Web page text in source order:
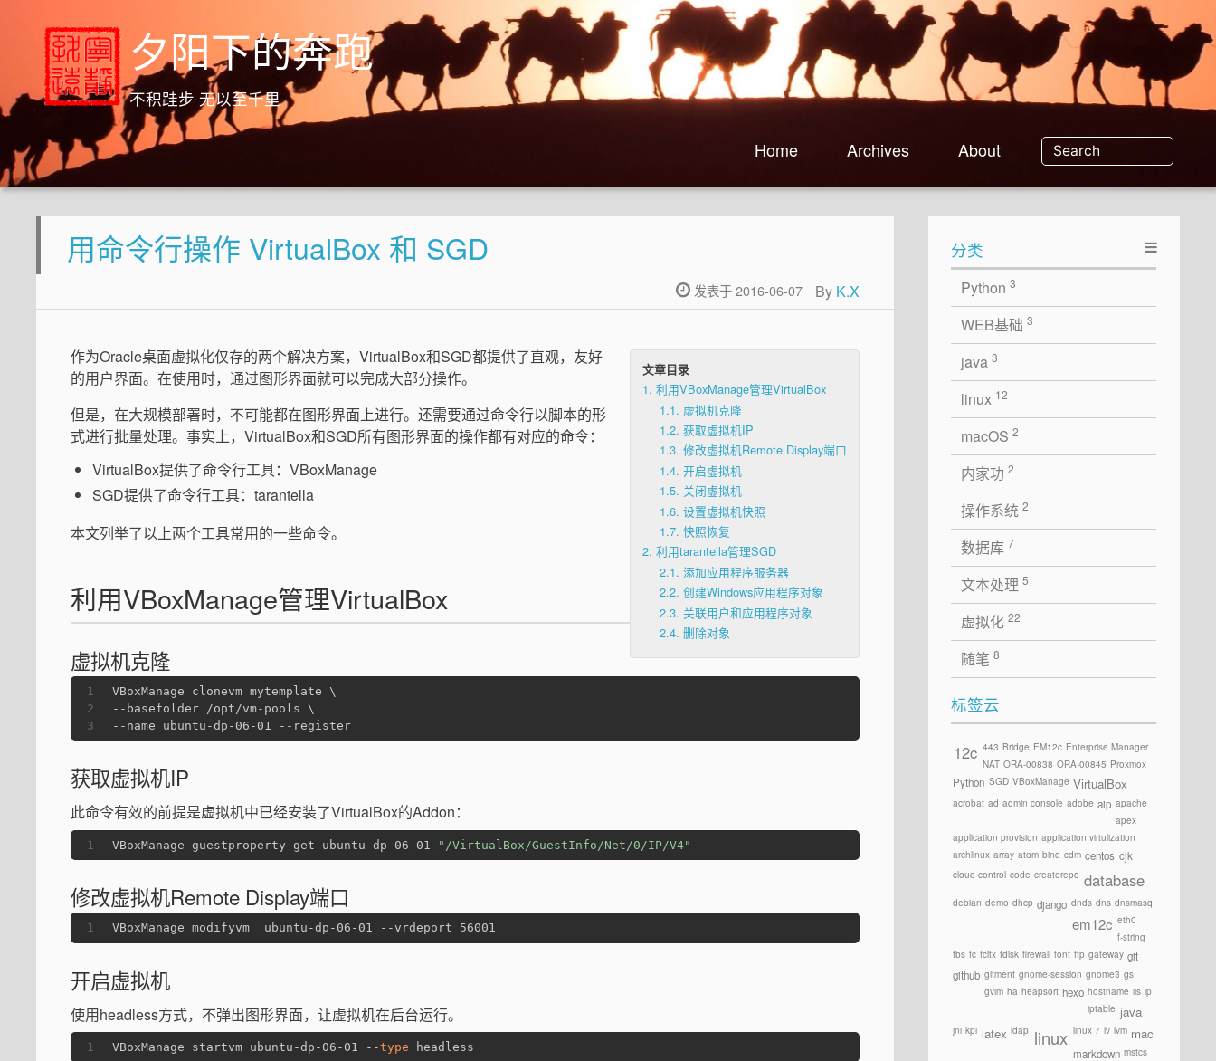
夕阳下的奔跑
不积跬步 无以至千里
Home Archives About
用命令行操作 VirtualBox 和 SGD
By K.X
发表于 2016-06-07
文章目录
1. 利用VBoxManage管理VirtualBox
1.1. 虚拟机克隆
1.2. 获取虚拟机IP
1.3. 修改虚拟机Remote Display端口
1.4. 开启虚拟机
1.5. 关闭虚拟机
1.6. 设置虚拟机快照
1.7. 快照恢复
2. 利用tarantella管理SGD
2.1. 添加应用程序服务器
2.2. 创建Windows应用程序对象
2.3. 关联用户和应用程序对象
2.4. 删除对象
作为Oracle桌面虚拟化仅存的两个解决方案，VirtualBox和SGD都提供了直观，友好
的用户界面。在使用时，通过图形界面就可以完成大部分操作。
但是，在大规模部署时，不可能都在图形界面上进行。还需要通过命令行以脚本的形
式进行批量处理。事实上，VirtualBox和SGD所有图形界面的操作都有对应的命令：
VirtualBox提供了命令行工具：VBoxManage
SGD提供了命令行工具：tarantella
本文列举了以上两个工具常用的一些命令。
利用VBoxManage管理VirtualBox
虚拟机克隆
1
2
3
VBoxManage clonevm mytemplate \
--basefolder /opt/vm-pools \
--name ubuntu-dp-06-01 --register
获取虚拟机IP
此命令有效的前提是虚拟机中已经安装了VirtualBox的Addon：
1 VBoxManage guestproperty get ubuntu-dp-06-01 "/VirtualBox/GuestInfo/Net/0/IP/V4"
修改虚拟机Remote Display端口
1 VBoxManage modifyvm  ubuntu-dp-06-01 --vrdeport 56001
开启虚拟机
使用headless方式，不弹出图形界面，让虚拟机在后台运行。
1 VBoxManage startvm ubuntu-dp-06-01 --type headless
分类
Python 3
WEB基础 3
java 3
linux 12
macOS 2
内家功 2
操作系统 2
数据库 7
文本处理 5
虚拟化 22
随笔 8
标签云
12c 443 Bridge EM12c Enterprise Manager
NAT ORA-00838 ORA-00845 Proxmox
Python SGD VBoxManage VirtualBox
acrobat ad admin console adobe aip apache
apex
application provision application virtulization
archlinux array atom bind cdm centos cjk
cloud control code createrepo database
debian demo dhcp django dnds dns dnsmasq
em12c eth0
f-string
fbs fc fcitx fdisk firewall font ftp gateway git
github gitment gnome-session gnome3 gs
gvim ha heapsort hexo hostname iis ip
iptable java
jni kpi latex ldap linux linux 7 lv lvm mac
markdown mstcs